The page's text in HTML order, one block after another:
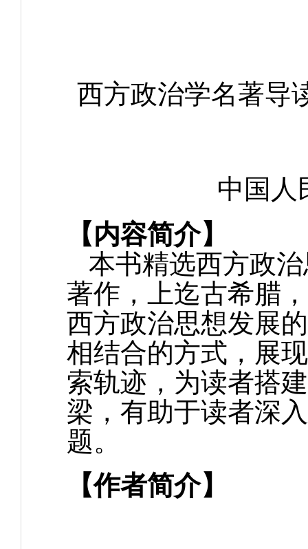
西方政治学名著导
中国人
【内容简介】
本书精选西方政
著作，上迄古希腊
西方政治思想发展
相结合的方式，展
索轨迹，为读者搭
梁，有助于读者深
题。
【作者简介】